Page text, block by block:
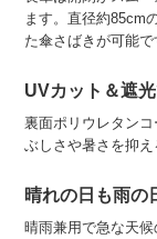
ます。直径約85cm
た傘さばきが可能で
UVカット＆遮
裏面ポリウレタン
ぶしさや暑さを抑
晴れの日も雨の
晴雨兼用で急な天